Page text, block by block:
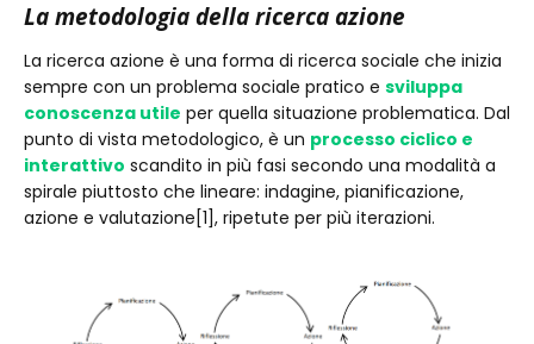
La metodologia della ricerca azione
La ricerca azione è una forma di ricerca sociale che inizia
sempre con un problema sociale pratico e sviluppa
conoscenza utile per quella situazione problematica. Dal
punto di vista metodologico, è un processo ciclico e
interattivo scandito in più fasi secondo una modalità a
spirale piuttosto che lineare: indagine, pianificazione,
azione e valutazione[1], ripetute per più iterazioni.